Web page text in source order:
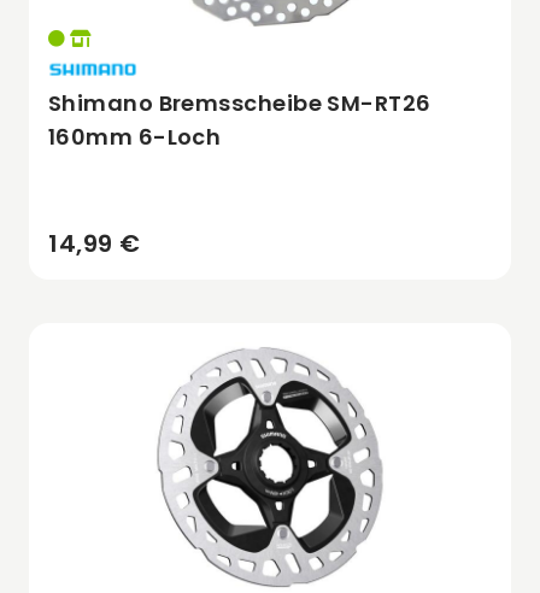
Shimano Bremsscheibe SM-RT26
160mm 6-Loch
14,99 €